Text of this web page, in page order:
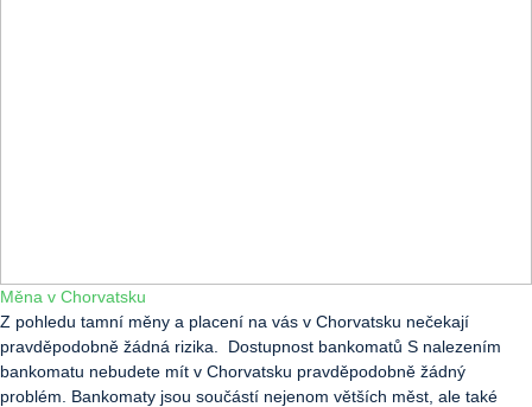
Měna v Chorvatsku
Z pohledu tamní měny a placení na vás v Chorvatsku nečekají
pravděpodobně žádná rizika. Dostupnost bankomatů S nalezením
bankomatu nebudete mít v Chorvatsku pravděpodobně žádný
problém. Bankomaty jsou součástí nejenom větších měst, ale také